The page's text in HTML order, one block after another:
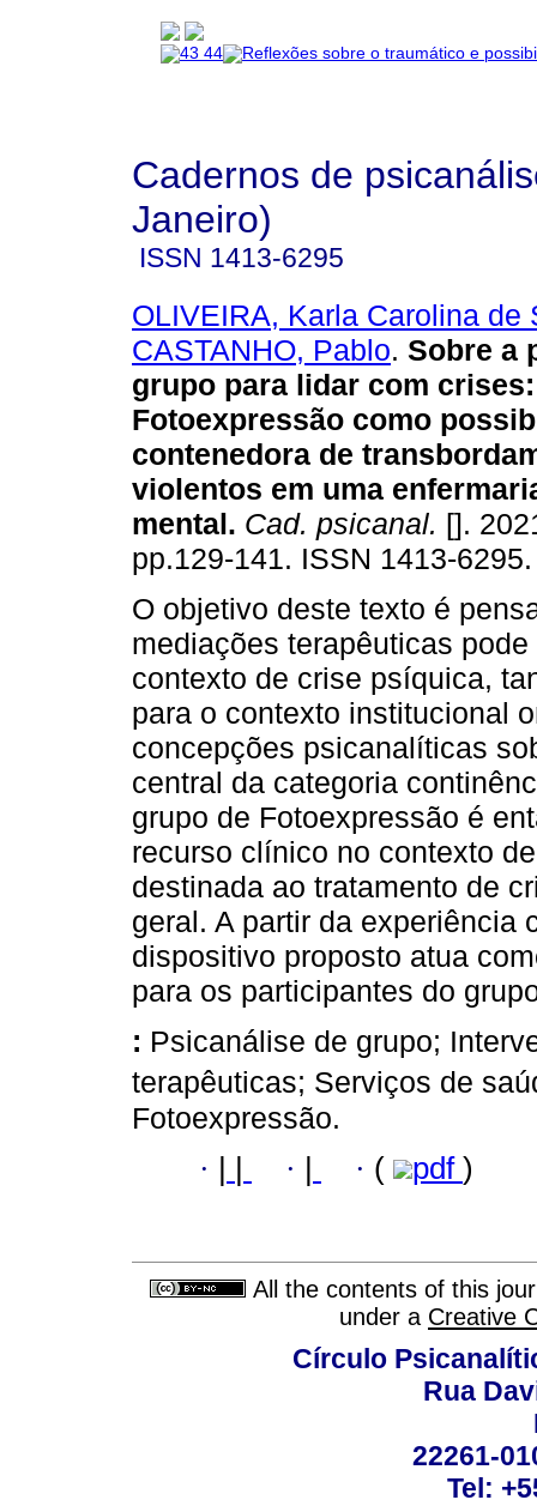
Cadernos de
Janeiro)
ISSN 1413-6295
OLIVEIRA, Karla Carolina de
CASTANHO, Pablo. Sobre a
grupo para lidar com crises:
Fotoexpressão como
contenedora de
violentos em uma
mental. Cad. psicanal. [].
pp.129-141. ISSN 1413-6295.
O objetivo deste texto é
mediações terapêuticas
contexto de crise psíquica,
para o contexto institucional
concepções psicanalíticas
central da categoria
grupo de Fotoexpressão é
recurso clínico no contexto
destinada ao tratamento de
geral. A partir da experiência
dispositivo proposto atua
para os participantes do
: Psicanálise de grupo;
terapêuticas; Serviços de
Fotoexpressão.
· | | · | · ( pdf )
All the contents of this
under a Creative
Círculo
Rua
22261-
Tel: